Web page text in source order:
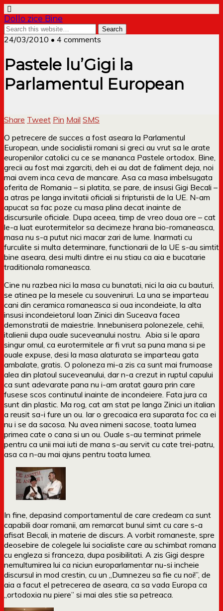
Dollo zice Bine
24/03/2010 • 4 comments
Pastele lu’Gigi la
Parlamentul European
Share Tweet Pin Mail SMS
O petrecere de succes a fost aseara la Parlamentul
European, unde socialistii romani si greci au vrut sa le arate
europenilor catolici cu ce se mananca Pastele ortodox. Bine,
grecii au fost mai zgarciti, deh ei au dat de faliment deja, noi
mai avem inca ceva de mancare. Asa ca masa imbelsugata
oferita de Romania – si platita, se pare, de insusi Gigi Becali –
a atras pe langa invitatii oficiali si fripturistii de la UE. N-am
apucat sa fac poze cu masa plina decat inainte de
discursurile oficiale. Dupa aceea, timp de vreo doua ore – cat
le-a luat eurotermitelor sa decimeze hrana bio-romaneasca,
masa nu s-a putut nici macar zari de lume. Inarmati cu
furculite si multa determinare, functionarii de la UE s-au simtit
bine aseara, desi multi dintre ei nu stiau ca aia e bucatarie
traditionala romaneasca.
Cine nu razbea nici la masa cu bunatati, nici la aia cu bauturi,
se atinea pe la mesele cu souveniruri. La una se imparteau
cani din ceramica romaneasca si oua incondeiate, la alta
insusi incondeietorul Ioan Zinici din Suceava facea
demonstratii de maiestrie. Innebunisera polonezele, cehii,
italienii dupa ouale suceveanului nostru. Abia si le apara
singur omul, ca eurotermitele ar fi vrut sa puna mana si pe
ouale expuse, desi la masa alaturata se imparteau gata
ambalate, gratis. O poloneza mi-a zis ca sunt mai frumoase
alea din platoul suceveanului, dar n-a crezut in ruptul capului
ca sunt adevarate pana nu i-am aratat gaura prin care
fusese scos continutul inainte de incondeiere. Fata jura ca
sunt din plastic. Ma rog, cat am stat pe langa Zinici un italian
a reusit sa-i fure un ou. Iar o grecoaica era suparata foc ca ei
nu i se da sacosa. Nu avea nimeni sacose, toata lumea
primea cate o cana si un ou. Ouale s-au terminat primele
pentru ca unii mai iuti de mana s-au servit cu cate trei-patru,
asa ca n-au mai ajuns pentru toata lumea.
In fine, depasind comportamentul de care credeam ca sunt
capabili doar romanii, am remarcat bunul simt cu care s-a
afisat Becali, in materie de discurs. A vorbit romaneste, spre
deosebire de colegele lui socialiste care au schimbat romana
cu engleza si franceza, dupa posibilitati. A zis Gigi despre
nemultumirea lui ca niciun europarlamentar nu-si incheie
discursul in mod crestin, cu un „Dumnezeu sa fie cu noi!”, de
aia a facut el petrecerea de aseara, ca sa vada Europa ca
„ortodoxia nu piere” si mai ales stie sa petreaca.